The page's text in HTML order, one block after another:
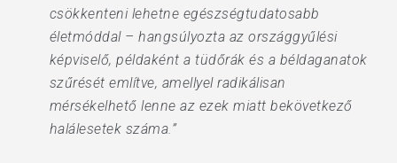
csökkenteni lehetne egészségtudatosabb
életmóddal – hangsúlyozta az országgyűlési
képviselő, példaként a tüdőrák és a béldaganatok
szűrését említve, amellyel radikálisan
mérsékelhető lenne az ezek miatt bekövetkező
halálesetek száma.”